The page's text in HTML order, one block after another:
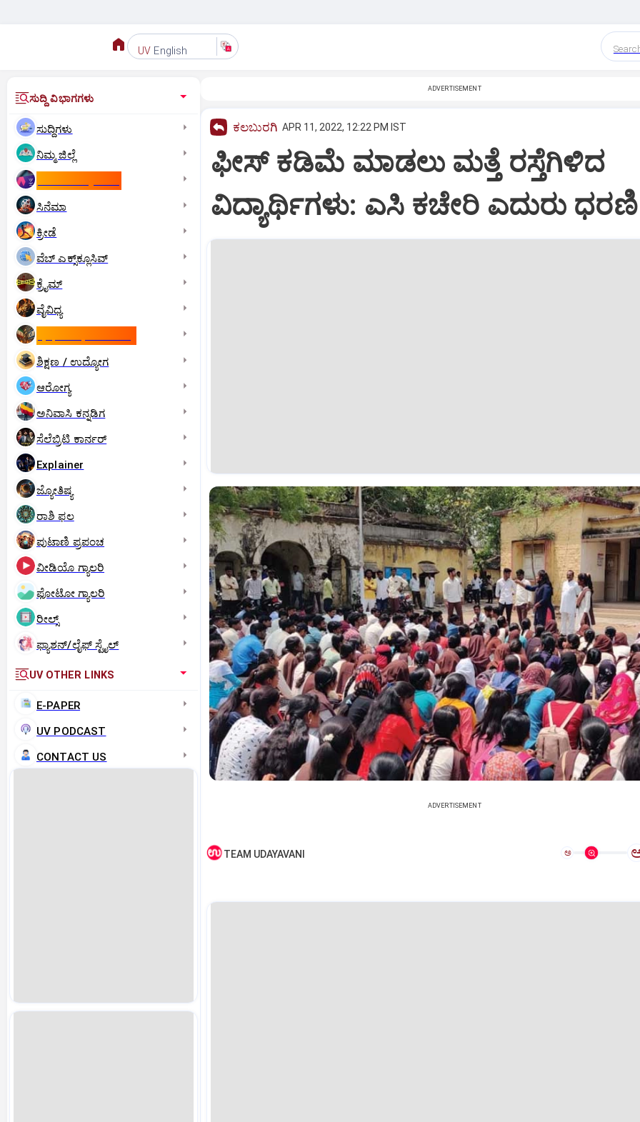
UV English
ಸುದ್ದಿ ವಿಭಾಗಗಳು
ಸುದ್ದಿಗಳು
ನಿಮ್ಮ ಜಿಲ್ಲೆ
ಸಿನೆಮಾ
ಕ್ರೀಡೆ
ವೆಬ್ ಎಕ್ಸ್‌ಕ್ಲೂಸಿವ್
ಕ್ರೈಮ್
ವೈವಿಧ್ಯ
ಶಿಕ್ಷಣ / ಉದ್ಯೋಗ
ಆರೋಗ್ಯ
ಅನಿವಾಸಿ ಕನ್ನಡಿಗ
ಸೆಲೆಬ್ರಿಟಿ ಕಾರ್ನರ್‌
Explainer
ಜ್ಯೋತಿಷ್ಯ
ರಾಶಿ ಫಲ
ಪುಟಾಣಿ ಪ್ರಪಂಚ
ವೀಡಿಯೊ ಗ್ಯಾಲರಿ
ಫೋಟೋ ಗ್ಯಾಲರಿ
ರೀಲ್ಸ್
ಫ್ಯಾಶನ್/ಲೈಫ್‌ ಸ್ಟೈಲ್
UV OTHER LINKS
E-PAPER
UV PODCAST
CONTACT US
ADVERTISEMENT
ಕಲಬುರಗಿ APR 11, 2022, 12:22 PM IST
ಫೀಸ್ ಕಡಿಮೆ ಮಾಡಲು ಮತ್ತೆ ರಸ್ತೆಗಿಳಿದ
ವಿದ್ಯಾರ್ಥಿಗಳು: ಎಸಿ ಕಚೇರಿ ಎದುರು ಧರಣಿ
ADVERTISEMENT
TEAM UDAYAVANI ಅ